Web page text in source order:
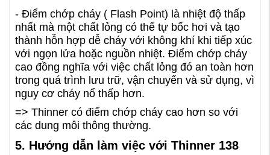
- Điểm chớp cháy ( Flash Point) là nhiệt độ thấp
nhất mà một chất lỏng có thể tự bốc hơi và tạo
thành hỗn hợp dễ cháy với không khí khi tiếp xúc
với ngọn lửa hoặc nguồn nhiệt. Điểm chớp cháy
cao đồng nghĩa với việc chất lỏng đó an toàn hơn
trong quá trình lưu trữ, vận chuyển và sử dụng, vì
nguy cơ cháy nổ thấp hơn.
=> Thinner có điểm chớp cháy cao hơn so với
các dung môi thông thường.
5. Hướng dẫn làm việc với Thinner 138